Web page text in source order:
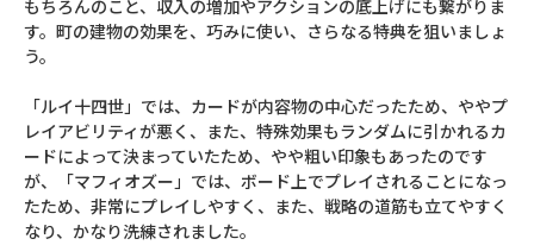
もちろんのこと、収入の増加やアクションの底上げにも繋がりま
す。町の建物の効果を、巧みに使い、さらなる特典を狙いましょ
う。
「ルイ十四世」では、カードが内容物の中心だったため、ややプ
レイアビリティが悪く、また、特殊効果もランダムに引かれるカ
ードによって決まっていたため、やや粗い印象もあったのです
が、「マフィオズー」では、ボード上でプレイされることになっ
たため、非常にプレイしやすく、また、戦略の道筋も立てやすく
なり、かなり洗練されました。